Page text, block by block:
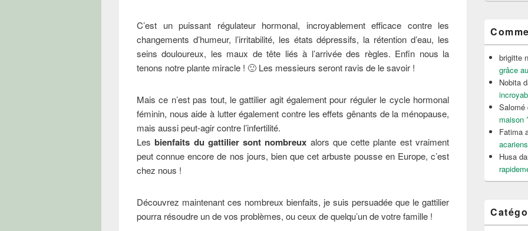
C’est un puissant régulateur hormonal, incroyablement efficace contre les
changements d’humeur, l’irritabilité, les états dépressifs, la rétention d’eau, les
seins douloureux, les maux de tête liés à l’arrivée des règles. Enfin nous la
tenons notre plante miracle ! 🙂 Les messieurs seront ravis de le savoir !
Mais ce n’est pas tout, le gattilier agit également pour réguler le cycle hormonal
féminin, nous aide à lutter également contre les effets gênants de la ménopause,
mais aussi peut-agir contre l’infertilité.
Lesbienfaits du gattilier sont nombreux alors que cette plante est vraiment
peut connue encore de nos jours, bien que cet arbuste pousse en Europe, c’est
chez nous !
Découvrez maintenant ces nombreux bienfaits, je suis persuadée que le gattilier
pourra résoudre un de vos problèmes, ou ceux de quelqu’un de votre famille !
brigitte
grâce
Nobita
Salomé
maison
Fatima
Husa